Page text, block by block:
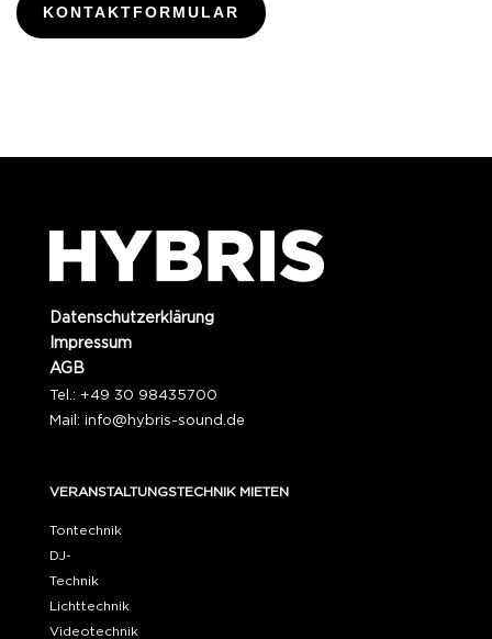
KONTAKTFORMULAR
Datenschutzerklärung
Impressum
AGB
Tel.: +49 30 98435700
Mail: info@hybris-sound.de
VERANSTALTUNGSTECHNIK MIETEN
Tontechnik
DJ-
Technik
Lichttechnik
Videotechnik